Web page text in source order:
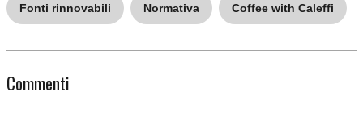
Fonti rinnovabili Normativa Coffee with Caleffi
Commenti